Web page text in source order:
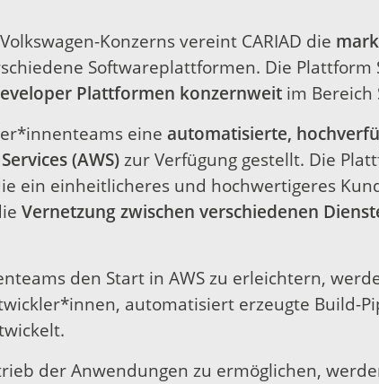
Konzerns vereint CARIAD die
Softwareplattformen. Die Plattform
Plattformen konzernweit im Bereich
eine automatisierte,
(AWS)zur Verfügung gestellt. Die
ein einheitlicheres und hochwertigeres
Vernetzung zwischen verschiedenen
den Start in AWS zu erleichtern,
automatisiert erzeugte Build-
der Anwendungen zu ermöglichen,